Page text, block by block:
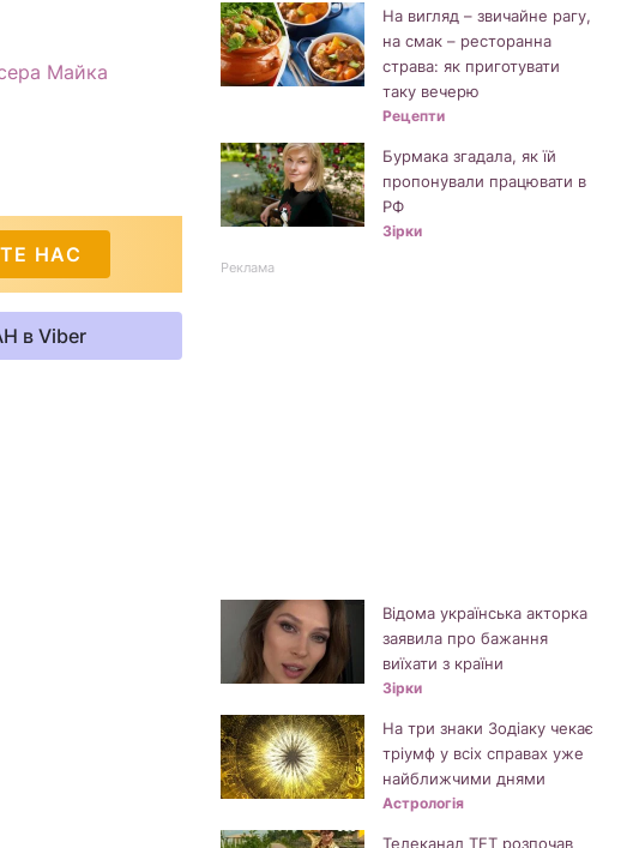
Майка
НАС
в Viber
На вигляд – звичайне рагу,
на смак – ресторанна
страва: як приготувати
таку вечерю
Рецепти
Бурмака згадала, як їй
пропонували працювати в
РФ
Зірки
Реклама
Відома українська акторка
заявила про бажання
виїхати з країни
Зірки
На три знаки Зодіаку чекає
тріумф у всіх справах уже
найближчими днями
Астрологія
Телеканал ТЕТ розпочав